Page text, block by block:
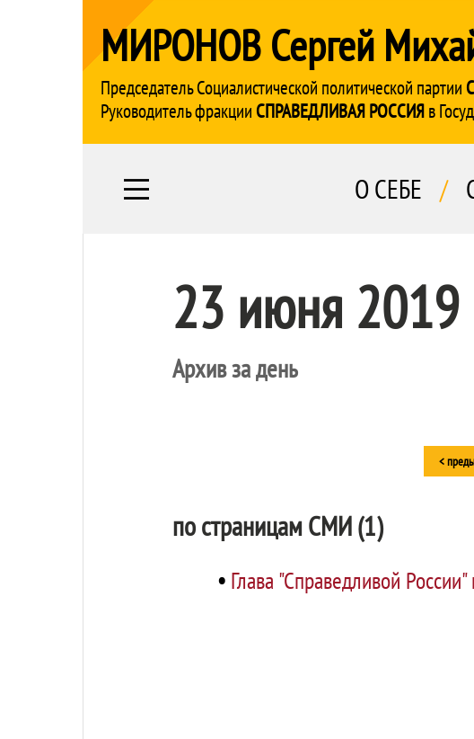
МИРОНОВ Сергей
Председатель Социалистической политической партии
Руководитель фракции СПРАВЕДЛИВАЯ РОССИЯв
О СЕБЕ /
23 июня 2019
Архив за день
<
по страницам СМИ (1)
• Глава "Справедливой